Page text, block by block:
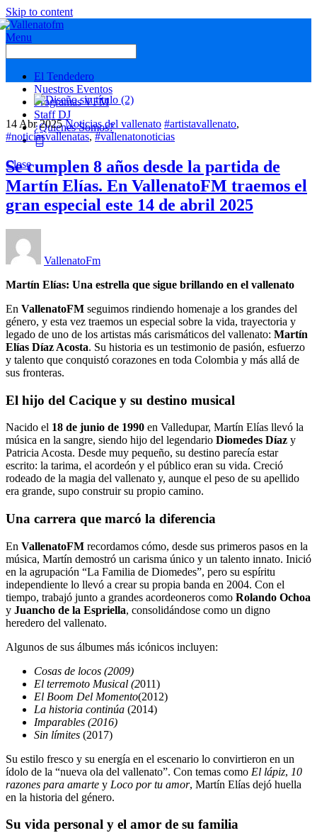
Skip to content
Menu
El Tendedero
Nuestros Eventos
Programas VFM
Staff DJ
¿Quienes Somos?
Close
14 Abr 2025 Noticias del vallenato #artistavallenato,
#noticiasvallenatas,#vallenatonoticias
Se cumplen 8 años desde la partida de
Martín Elías. En VallenatoFM traemos el
gran especial este 14 de abril 2025
VallenatoFm
Martín Elías: Una estrella que sigue brillando en el vallenato
En VallenatoFM seguimos rindiendo homenaje a los grandes del
género, y esta vez traemos un especial sobre la vida, trayectoria y
legado de uno de los artistas más carismáticos del vallenato: Martín
Elías Díaz Acosta. Su historia es un testimonio de pasión, esfuerzo
y talento que conquistó corazones en toda Colombia y más allá de
sus fronteras.
El hijo del Cacique y su destino musical
Nacido el 18 de junio de 1990 en Valledupar, Martín Elías llevó la
música en la sangre, siendo hijo del legendario Diomedes Díaz y
Patricia Acosta. Desde muy pequeño, su destino parecía estar
escrito: la tarima, el acordeón y el público eran su vida. Creció
rodeado de la magia del vallenato y, aunque el peso de su apellido
era grande, supo construir su propio camino.
Una carrera que marcó la diferencia
En VallenatoFM recordamos cómo, desde sus primeros pasos en la
música, Martín demostró un carisma único y un talento innato. Inició
en la agrupación “La Familia de Diomedes”, pero su espíritu
independiente lo llevó a crear su propia banda en 2004. Con el
tiempo, trabajó junto a grandes acordeoneros como Rolando Ochoa
y Juancho de la Espriella, consolidándose como un digno
heredero del vallenato.
Algunos de sus álbumes más icónicos incluyen:
Cosas de locos (2009)
El terremoto Musical (2011)
El Boom Del Momento(2012)
La historia continúa (2014)
Imparables (2016)
Sin límites (2017)
Su estilo fresco y su energía en el escenario lo convirtieron en un
ídolo de la “nueva ola del vallenato”. Con temas como El lápiz, 10
razones para amarte y Loco por tu amor, Martín Elías dejó huella
en la historia del género.
Su vida personal y el amor de su familia